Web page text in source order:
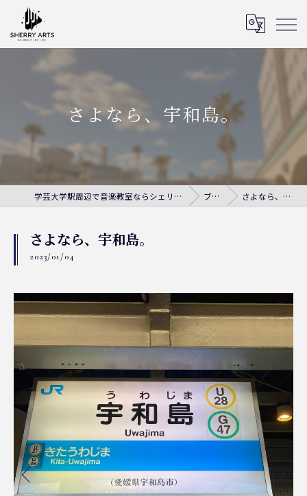
さよなら、宇和島。
学芸大学駅周辺で音楽教室ならシェリー・アーツ音楽教室 ブログ さよなら、宇和島。
さよなら、宇和島。
2023/01/04